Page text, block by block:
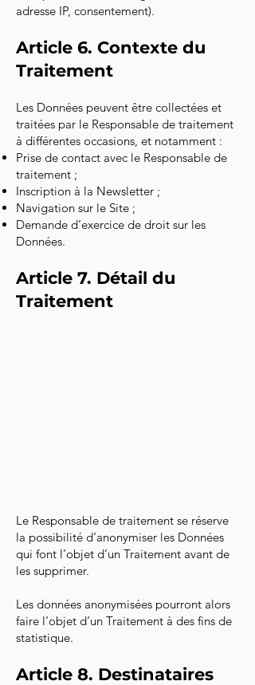
adresse IP, consentement).
Article 6. Contexte du
Traitement
Les Données peuvent être collectées et
traitées par le Responsable de traitement
à différentes occasions, et notamment :
Prise de contact avec le Responsable de
traitement ;
Inscription à la Newsletter ;
Navigation sur le Site ;
Demande d’exercice de droit sur les
Données.
Article 7. Détail du
Traitement
Le Responsable de traitement se réserve
la possibilité d’anonymiser les Données
qui font l’objet d’un Traitement avant de
les supprimer.
Les données anonymisées pourront alors
faire l’objet d’un Traitement à des fins de
statistique.
Article 8. Destinataires